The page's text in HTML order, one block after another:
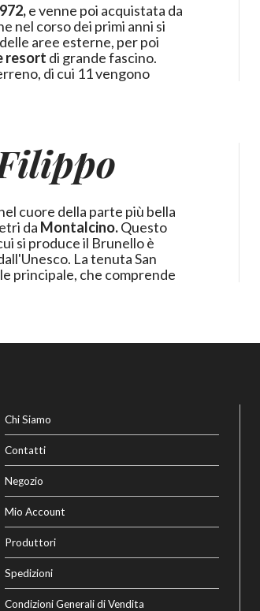
e venne poi acquistata da
nel corso dei primi anni si
aree esterne, per poi
resort di grande fascino.
di cui 11 vengono
cuore della parte più bella
da Montalcino.Questo
si produce il Brunello è
La tenuta San
principale, che comprende
Chi Siamo
Contatti
Negozio
Mio Account
Produttori
Spedizioni
Condizioni Generali di Vendita